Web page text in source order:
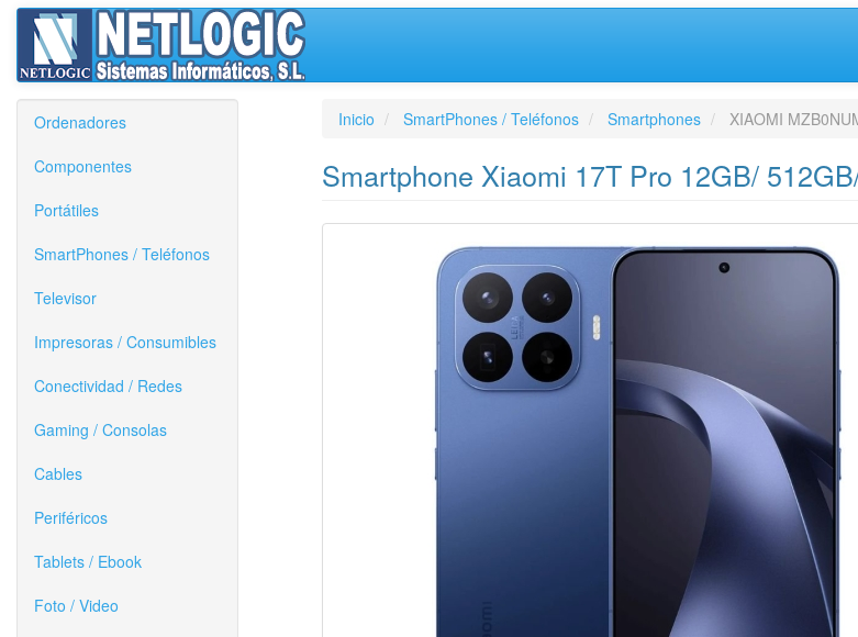
Ordenadores
Componentes
Portátiles
SmartPhones / Teléfonos
Televisor
Impresoras / Consumibles
Conectividad / Redes
Gaming / Consolas
Cables
Periféricos
Tablets / Ebook
Foto / Video
Inicio SmartPhones / Teléfonos Smartphones XIAOMI
Smartphone Xiaomi 17T Pro 12GB/